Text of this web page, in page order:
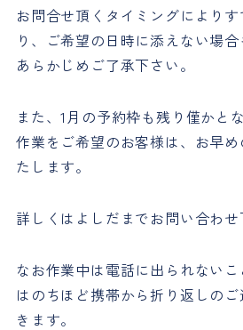
お問合せ頂くタイミングにより
り、ご希望の日時に添えない場合
あらかじめご了承下さい。
また、1月の予約枠も残り僅かと
作業をご希望のお客様は、お早
たします。
詳しくはよしだまでお問い合わせ
なお作業中は電話に出られない
はのちほど携帯から折り返しの
きます。